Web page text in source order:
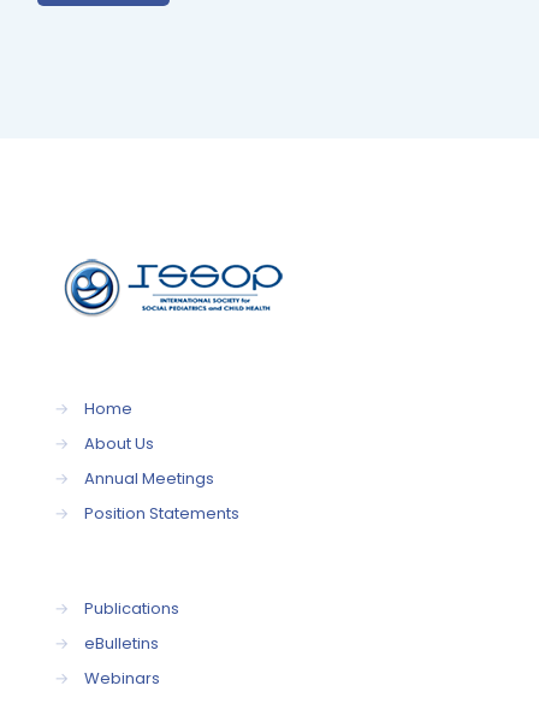
→
Home
→
About Us
→
Annual Meetings
→
Position Statements
→
Publications
→
eBulletins
→
Webinars